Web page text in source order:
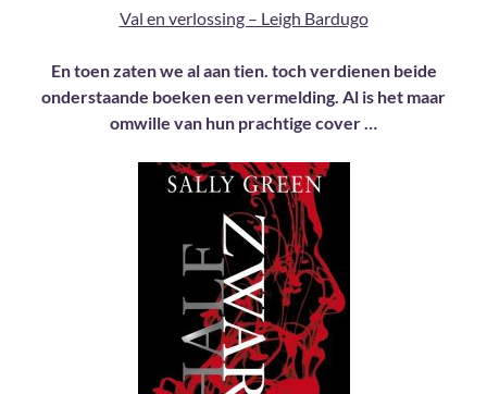
Val en verlossing – Leigh Bardugo
En toen zaten we al aan tien. toch verdienen beide
onderstaande boeken een vermelding. Al is het maar
omwille van hun prachtige cover …